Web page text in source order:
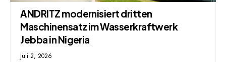
ANDRITZ modernisiert dritten
Maschinensatz im Wasserkraftwerk
Jebba in Nigeria
Juli 2, 2026